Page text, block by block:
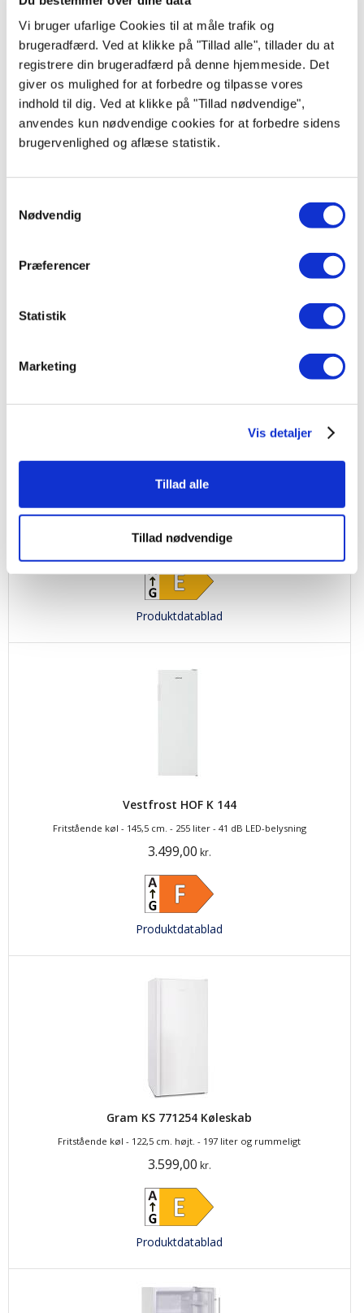
Vi bruger ufarlige Cookies til at måle trafik og
brugeradfærd. Ved at klikke på "Tillad alle", tillader du at
registrere din brugeradfærd på denne hjemmeside. Det
giver os mulighed for at forbedre og tilpasse vores
indhold til dig. Ved at klikke på "Tillad nødvendige",
anvendes kun nødvendige cookies for at forbedre sidens
brugervenlighed og aflæse statistik.
Nødvendig
Præferencer
Statistik
Marketing
Vis detaljer
Tillad alle
Tillad nødvendige
Scandomestic RFF242WE
Fritstående køleskab - 143 cm. højt - 246 liter - LED-lys - 40 dB
Versa SKS 12555 W
Fritstående køl - 125 cm. højt - klassisk hvid - 197 liter kapacitet - LED lys
3.495,00kr.
Produktdatablad
Vestfrost HOF K 144
Fritstående køl - 145,5 cm. - 255 liter - 41 dB LED-belysning
3.499,00 kr.
Produktdatablad
Gram KS 771254 Køleskab
Fritstående køl - 122,5 cm. højt. - 197 liter og rummeligt
3.599,00 kr.
Produktdatablad